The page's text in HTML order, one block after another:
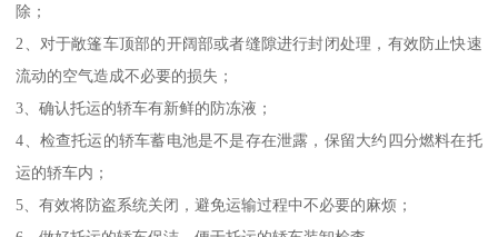
除；
2、对于敞篷车顶部的开阔部或者缝隙进行封闭处理，有效防止快速
流动的空气造成不必要的损失；
3、确认托运的轿车有新鲜的防冻液；
4、检查托运的轿车蓄电池是不是存在泄露，保留大约四分燃料在托
运的轿车内；
5、有效将防盗系统关闭，避免运输过程中不必要的麻烦；